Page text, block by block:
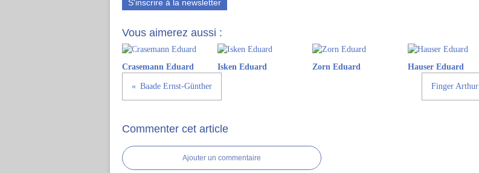
S'inscrire à la newsletter
Vous aimerez aussi :
Crasemann Eduard Isken Eduard Zorn Eduard Hauser Eduard
Baade Ernst-Günther Finger Arthur
Commenter cet article
Ajouter un commentaire